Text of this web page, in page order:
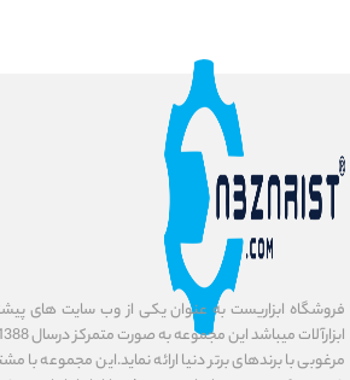
فروشگاه ابزاریست به عنوان یکی از وب سایت های
مرغوبی با برندهای برتر دنیا ارائه نماید.این مجموعه